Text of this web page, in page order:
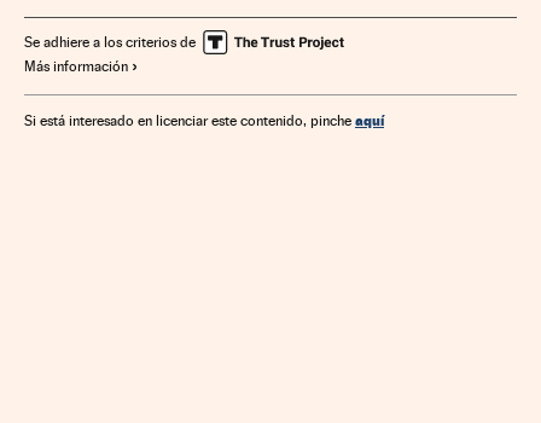
Comunicaciones
Se adhiere a los criterios de
Más información
Si está interesado en licenciar este contenido, pinche aquí